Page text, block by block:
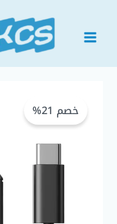
المحتوى
خصم 21%